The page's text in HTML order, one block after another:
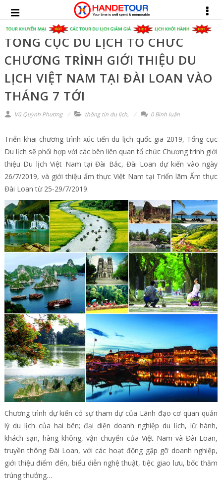
TỔNG CỤC DU LỊCH TỔ CHỨC
CHƯƠNG TRÌNH GIỚI THIỆU DU
LỊCH VIỆT NAM TẠI ĐÀI LOAN VÀO
THÁNG 7 TỚI
Vũ Quỳnh Phương thông tin du lịch, 0 Bình luận
Triển khai chương trình xúc tiến du lịch quốc gia 2019, Tổng cục
Du lịch sẽ phối hợp với các bên liên quan tổ chức Chương trình giới
thiệu Du lịch Việt Nam tại Đài Bắc, Đài Loan dự kiến vào ngày
26/7/2019, và giới thiệu ẩm thực Việt Nam tại Triển lãm Ẩm thực
Đài Loan từ 25-29/7/2019.
Chương trình dự kiến có sự tham dự của Lãnh đạo cơ quan quản
lý du lịch của hai bên; đại diện doanh nghiệp du lịch, lữ hành,
khách sạn, hàng không, vận chuyển của Việt Nam và Đài Loan,
truyền thông Đài Loan, với các hoạt động gặp gỡ doanh nghiệp,
giới thiệu điểm đến, biểu diễn nghệ thuật, tiệc giao lưu, bốc thăm
trúng thưởng…